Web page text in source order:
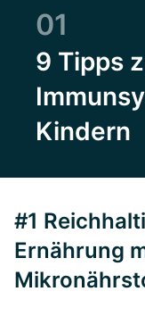
01
9 Tipps
Kindern
#1
Ernährung